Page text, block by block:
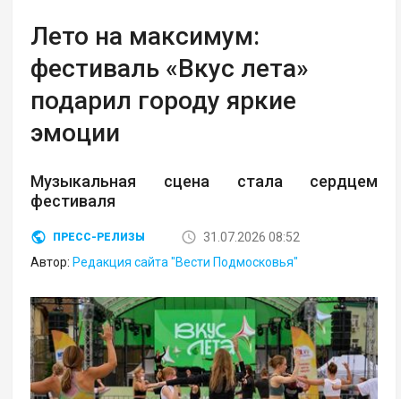
Лето на максимум:
фестиваль «Вкус лета»
подарил городу яркие
эмоции
Музыкальная сцена стала сердцем
фестиваля
ПРЕСС-РЕЛИЗЫ
31.07.2026 08:52
Автор: Редакция сайта "Вести Подмосковья"